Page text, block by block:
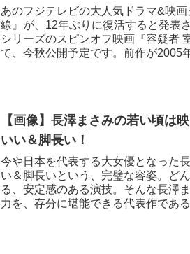
あのフジテレビの大人気ドラマ&映
線』が、12年ぶりに復活すると発表
シリーズのスピンオフ映画『容疑者
て、今秋公開予定です。前作が2005
【画像】長澤まさみの若い頃は
いい＆脚長い！
今や日本を代表する大女優となった
い＆脚長いという、完璧な容姿。ど
る、安定感のある演技。そんな長澤
力を、存分に堪能できる代表作であ